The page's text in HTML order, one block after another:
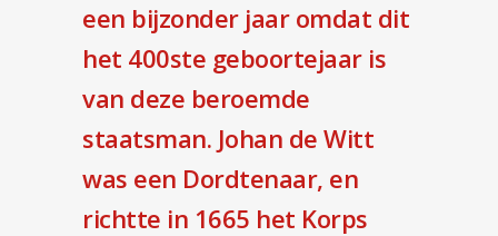
een bijzonder jaar omdat dit
het 400ste geboortejaar is
van deze beroemde
staatsman. Johan de Witt
was een Dordtenaar, en
richtte in 1665 het Korps